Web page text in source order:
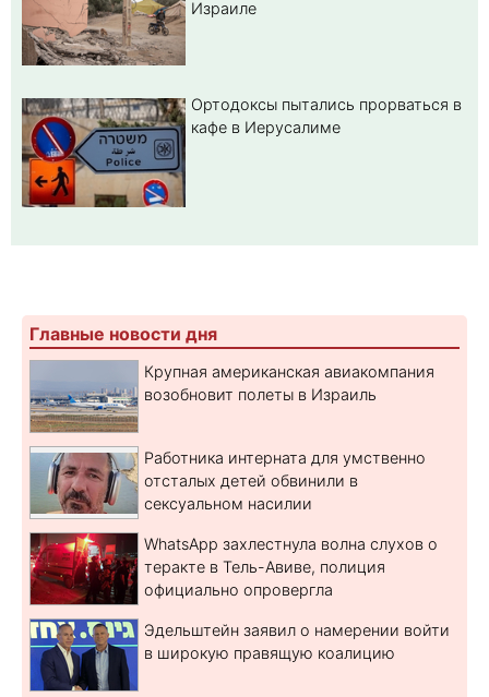
Израиле
Ортодоксы пытались прорваться в
кафе в Иерусалиме
Главные новости дня
Крупная американская авиакомпания
возобновит полеты в Израиль
Работника интерната для умственно
отсталых детей обвинили в
сексуальном насилии
WhatsApp захлестнула волна слухов о
теракте в Тель-Авиве, полиция
официально опровергла
Эдельштейн заявил о намерении войти
в широкую правящую коалицию